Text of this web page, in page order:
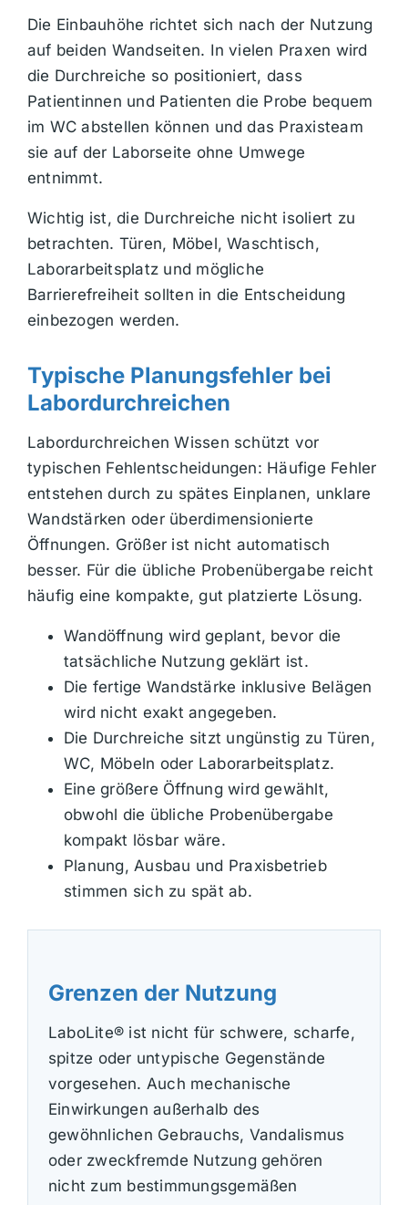
Die Einbauhöhe richtet sich nach der Nutzung
auf beiden Wandseiten. In vielen Praxen wird
die Durchreiche so positioniert, dass
Patientinnen und Patienten die Probe bequem
im WC abstellen können und das Praxisteam
sie auf der Laborseite ohne Umwege
entnimmt.
Wichtig ist, die Durchreiche nicht isoliert zu
betrachten. Türen, Möbel, Waschtisch,
Laborarbeitsplatz und mögliche
Barrierefreiheit sollten in die Entscheidung
einbezogen werden.
Typische Planungsfehler bei
Labordurchreichen
Labordurchreichen Wissen schützt vor
typischen Fehlentscheidungen: Häufige Fehler
entstehen durch zu spätes Einplanen, unklare
Wandstärken oder überdimensionierte
Öffnungen. Größer ist nicht automatisch
besser. Für die übliche Probenübergabe reicht
häufig eine kompakte, gut platzierte Lösung.
Wandöffnung wird geplant, bevor die
tatsächliche Nutzung geklärt ist.
Die fertige Wandstärke inklusive Belägen
wird nicht exakt angegeben.
Die Durchreiche sitzt ungünstig zu Türen,
WC, Möbeln oder Laborarbeitsplatz.
Eine größere Öffnung wird gewählt,
obwohl die übliche Probenübergabe
kompakt lösbar wäre.
Planung, Ausbau und Praxisbetrieb
stimmen sich zu spät ab.
Grenzen der Nutzung
LaboLite® ist nicht für schwere, scharfe,
spitze oder untypische Gegenstände
vorgesehen. Auch mechanische
Einwirkungen außerhalb des
gewöhnlichen Gebrauchs, Vandalismus
oder zweckfremde Nutzung gehören
nicht zum bestimmungsgemäßen